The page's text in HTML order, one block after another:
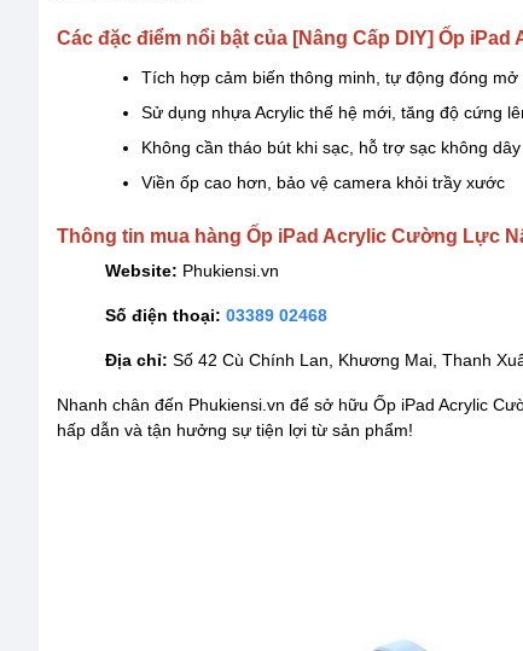
Các đặc điểm nổi bật của [Nâng Cấp DIY] Ốp
Tích hợp cảm biến thông minh, tự động đóng mở
Sử dụng nhựa Acrylic thế hệ mới, tăng độ cứng
Không cần tháo bút khi sạc, hỗ trợ sạc không dây
Viền ốp cao hơn, bảo vệ camera khỏi trầy xước
Thông tin mua hàng Ốp iPad Acrylic Cường Lực
Website: Phukiensi.vn
Số điện thoại: 03389 02468
Địa chỉ: Số 42 Cù Chính Lan, Khương Mai, Thanh
Nhanh chân đến Phukiensi.vn để sở hữu Ốp iPad Acrylic
hấp dẫn và tận hưởng sự tiện lợi từ sản phẩm!